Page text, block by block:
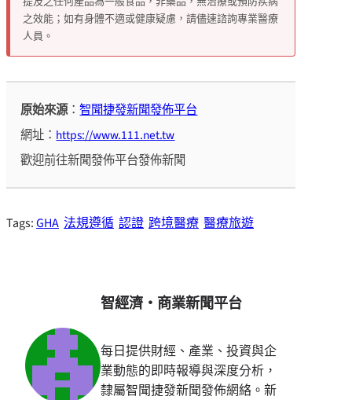
之效能；如有身體不適或健康疑慮，請儘速諮詢專業醫療
人員。
原始來源：智聞捷發新聞發佈平台
網址： https://www.111.net.tw
歡迎前往新聞發佈平台發佈新聞
Tags:GHA 法規遵循 認證 跨境醫療 醫療旅遊
智經濟・商業新聞平台
每日提供財經、產業、投資與企
業動態的即時報導與深度分析，
隸屬智聞捷發新聞發佈網絡。新